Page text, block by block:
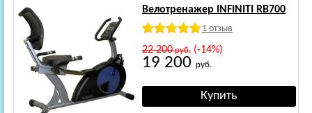
Велотренажер INFINITI RB700
1 отзыв
22 200руб.(-14%)
19 200 руб.